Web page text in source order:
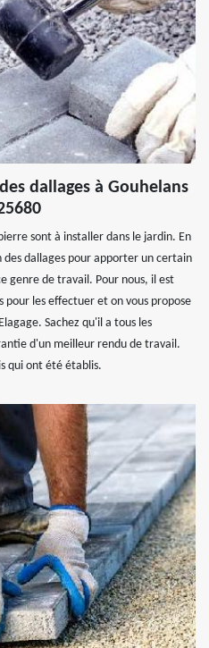
dallages à Gouhelans
sont à installer dans le jardin. En
dallages pour apporter un certain
genre de travail. Pour nous, il est
les effectuer et on vous propose
Sachez qu'il a tous les
d'un meilleur rendu de travail.
qui ont été établis.